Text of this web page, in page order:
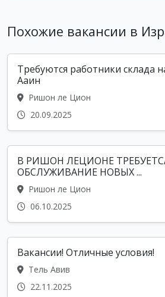
Похожие вакансии в
Требуются работники склада
Ааин
Ришон ле Цион
20.09.2025
В РИШОН ЛЕЦИОНЕ
ОБСЛУЖИВАНИЕ НОВЫХ ...
Ришон ле Цион
06.10.2025
Вакансии! Отличные условия!
Тель Авив
22.11.2025